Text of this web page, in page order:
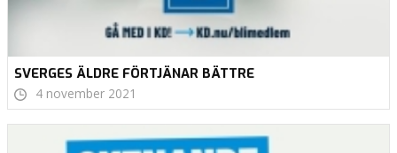
SVERGES ÄLDRE FÖRTJÄNAR BÄTTRE
4 november 2021